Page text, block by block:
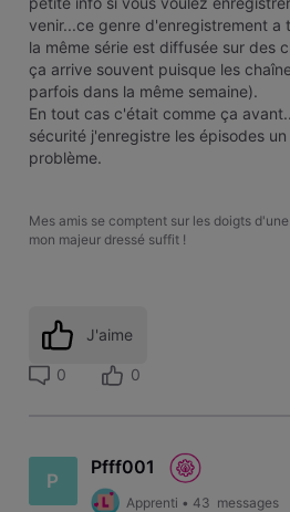
venir...ce genre d'enregistrement a
la même série est diffusée sur des
ça arrive souvent puisque les
parfois dans la même semaine).
En tout cas c'était comme ça
sécurité j'enregistre les épisodes
problème.
Mes amis se comptent sur les doigts
mon majeur dressé suffit !
J'aime
0 0
P
Pfff001
Apprenti • 43 messages